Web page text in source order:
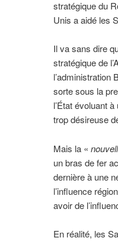
stratégique du
Unis a aidé les
Il va sans dire
stratégique de
l’administration
sorte sous la
l’État évoluant
trop désireuse
Mais la «
un bras de fer
dernière à une
l’influence
avoir de
En réalité, les